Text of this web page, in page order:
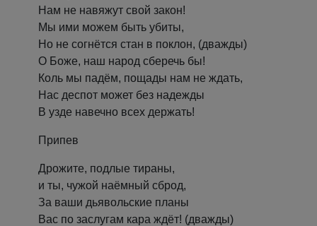
Нам не навяжут свой закон!
Мы ими можем быть убиты,
Но не согнётся стан в поклон, (дважды)
О Боже, наш народ сберечь бы!
Коль мы падём, пощады нам не ждать,
Нас деспот может без надежды
В узде навечно всех держать!
Припев
Дрожите, подлые тираны,
и ты, чужой наёмный сброд,
За ваши дьявольские планы
Вас по заслугам кара ждёт! (дважды)